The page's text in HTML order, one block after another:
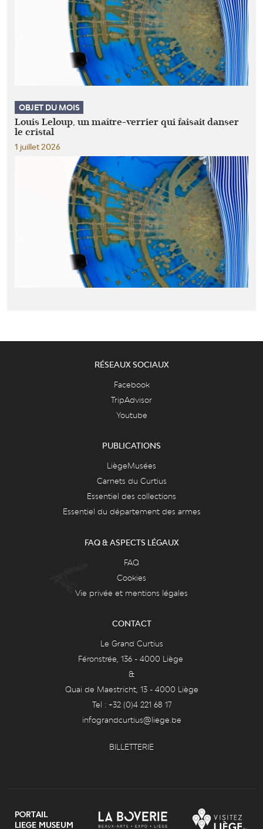
OBJET DU MOIS
Louis Leloup, un maître-verrier qui faisait danser
le cristal
1 juillet 2026
RÉSEAUX SOCIAUX
Facebook
TripAdvisor
Youtube
PUBLICATIONS
LiègeMusées
Carnets du Curtius
Essentiel des collections
Essentiel du département des armes
FAQ & ASPECTS LÉGAUX
FAQ
Cookies
Vie privée et mentions légales
CONTACT
Le Grand Curtius
Féronstrée, 136 - 4000 Liège
&
Quai de Maestricht, 13 - 4000 Liège
Tel : +32 (0)4 221 68 17
infograndcurtius@liege.be
BILLETTERIE